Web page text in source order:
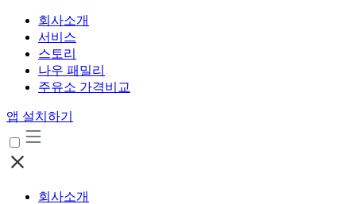
회사소개
서비스
스토리
나우 패밀리
주유소 가격비교
앱 설치하기
회사소개